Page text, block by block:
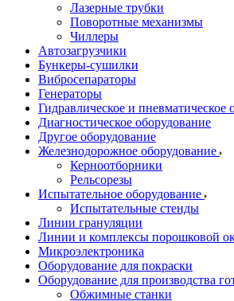
Лазерные трубки
Поворотные механизмы
Чиллеры
Автозагрузчики
Бункеры-сушилки
Вибросепараторы
Генераторы
Гидравлическое и пневматическое
Диагностическое оборудование
Другое оборудование
Железнодорожное оборудование
Керноотборники
Рельсорезы
Испытательное оборудование
Испытательные стенды
Линии грануляции
Линии и комплексы порошковой
Микроэлектроника
Оборудование для покраски
Оборудование для производства
Обжимные станки